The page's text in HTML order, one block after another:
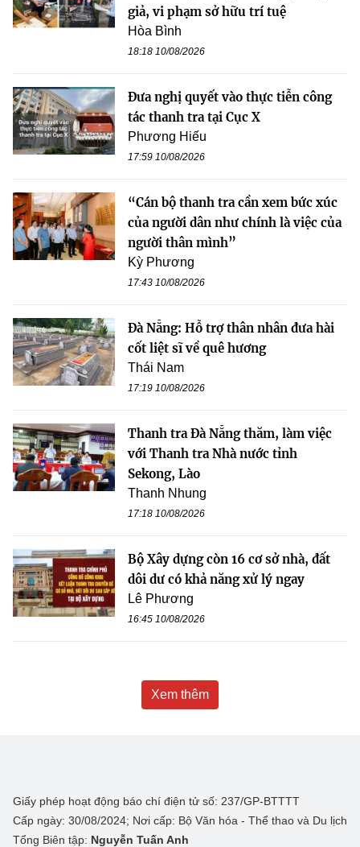
giả, vi phạm sở hữu trí tuệ
Hòa Bình
18:18 10/08/2026
Đưa nghị quyết vào thực tiễn công
tác thanh tra tại Cục X
Phương Hiếu
17:59 10/08/2026
“Cán bộ thanh tra cần xem bức xúc
của người dân như chính là việc của
người thân mình”
Kỳ Phương
17:43 10/08/2026
Đà Nẵng: Hỗ trợ thân nhân đưa hài
cốt liệt sĩ về quê hương
Thái Nam
17:19 10/08/2026
Thanh tra Đà Nẵng thăm, làm việc
với Thanh tra Nhà nước tỉnh
Sekong, Lào
Thanh Nhung
17:18 10/08/2026
Bộ Xây dựng còn 16 cơ sở nhà, đất
dôi dư có khả năng xử lý ngay
Lê Phương
16:45 10/08/2026
Xem thêm
Giấy phép hoạt động báo chí điện tử số: 237/GP-BTTTT
Cấp ngày: 30/08/2024; Nơi cấp: Bộ Văn hóa - Thể thao và Du lịch
Tổng Biên tập: Nguyễn Tuấn Anh